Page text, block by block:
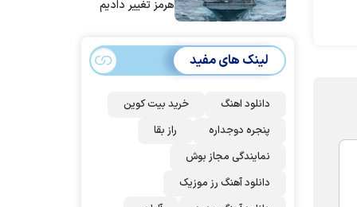
هرمز تغییر دادیم
لینک های مفید
دانلود اهنگ
خرید بیت کوین
پنجره دوجداره
راز بقا
نمایندگی مجاز بوش
دانلود آهنگ رز‌ موزیک